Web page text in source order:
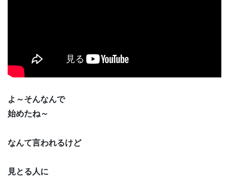
よ～そんなんで
始めたね～
なんて言われるけど
見とる人に